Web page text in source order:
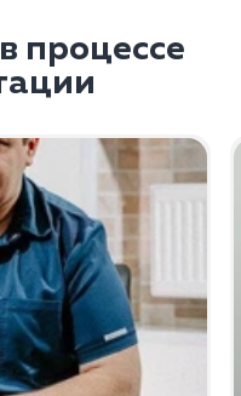
процессе